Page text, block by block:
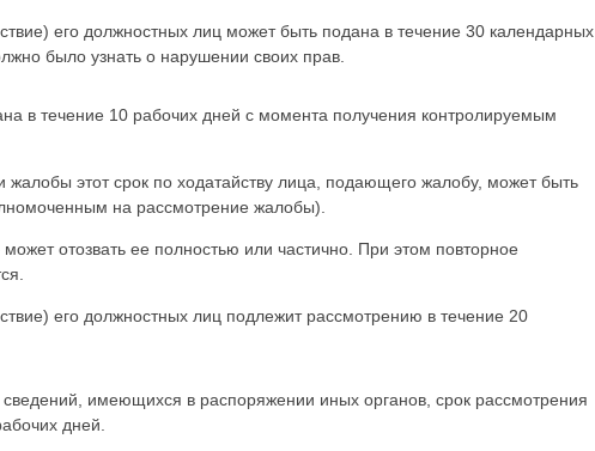
его должностных лиц может быть подана в течение 30 календарных
было узнать о нарушении своих прав.
в течение 10 рабочих дней с момента получения контролируемым
жалобы этот срок по ходатайству лица, подающего жалобу, может быть
на рассмотрение жалобы).
отозвать ее полностью или частично. При этом повторное
его должностных лиц подлежит рассмотрению в течение 20
имеющихся в распоряжении иных органов, срок рассмотрения
дней.